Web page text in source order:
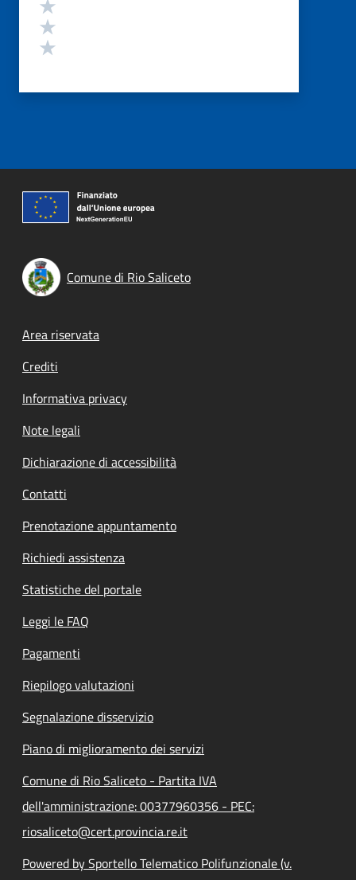
Comune di Rio Saliceto
Footer menu
Area riservata
Crediti
Informativa privacy
Note legali
Dichiarazione di accessibilità
Contatti
Prenotazione appuntamento
Richiedi assistenza
Statistiche del portale
Leggi le FAQ
Pagamenti
Riepilogo valutazioni
Segnalazione disservizio
Piano di miglioramento dei servizi
Comune di Rio Saliceto - Partita IVA
dell'amministrazione: 00377960356 - PEC:
riosaliceto@cert.provincia.re.it
Powered by Sportello Telematico Polifunzionale (v.